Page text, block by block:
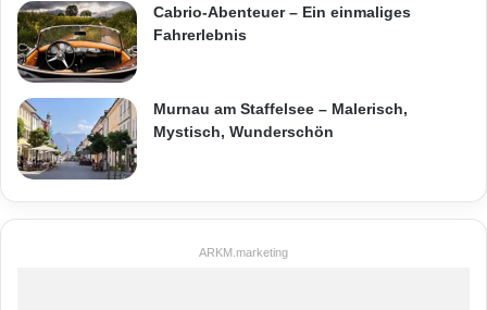
Cabrio-Abenteuer – Ein einmaliges
Fahrerlebnis
Murnau am Staffelsee – Malerisch,
Mystisch, Wunderschön
ARKM.marketing